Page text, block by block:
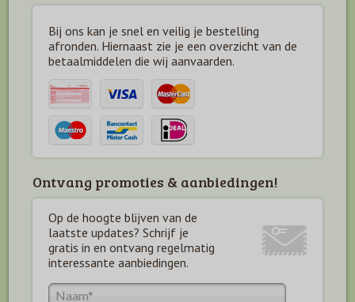
Bij ons kan je snel en veilig je bestelling
afronden. Hiernaast zie je een overzicht van de
betaalmiddelen die wij aanvaarden.
Ontvang promoties & aanbiedingen!
Op de hoogte blijven van de
laatste updates? Schrijf je
gratis in en ontvang regelmatig
interessante aanbiedingen.